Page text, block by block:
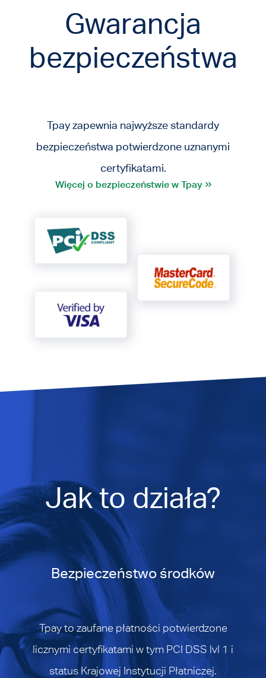
Gwarancja
bezpieczeństwa
Tpay zapewnia najwyższe standardy
bezpieczeństwa potwierdzone uznanymi
certyfikatami.
Więcej o bezpieczeństwie w Tpay
Jak to działa?
Bezpieczeństwo środków
Tpay to zaufane płatności potwierdzone
licznymi certyfikatami w tym PCI DSS lvl 1 i
status Krajowej Instytucji Płatniczej.